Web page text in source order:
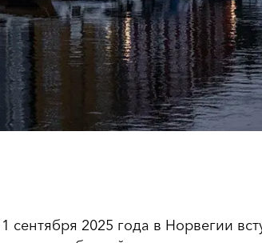
сентября 2025 года в Норвегии